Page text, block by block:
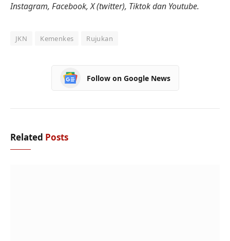
Instagram, Facebook, X (twitter), Tiktok dan Youtube.
JKN Kemenkes Rujukan
Follow on Google News
Related Posts